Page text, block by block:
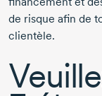
de risque afin de
clientèle.